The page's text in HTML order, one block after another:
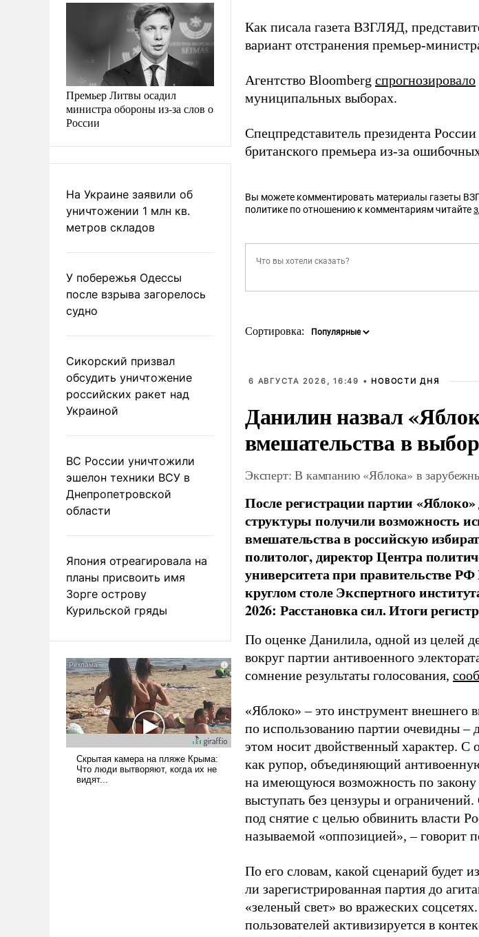
Премьер Литвы осадил
министра обороны из-за слов о
России
На Украине заявили об
уничтожении 1 млн кв.
метров складов
У побережья Одессы
после взрыва загорелось
судно
Сикорский призвал
обсудить уничтожение
российских ракет над
Украиной
ВС России уничтожили
эшелон техники ВСУ в
Днепропетровской
области
Япония отреагировала на
планы присвоить имя
Зорге острову
Курильской гряды
Как писала газета ВЗГЛЯД,
вариант отстранения премьер-
Агентство Bloomberg спрогнозировало
муниципальных выборах.
Спецпредставитель президента
британского премьера из-за
Вы можете комментировать материалы газеты
политике по отношению к комментариям читайте
Сортировка:
6 АВГУСТА 2026, 16:49 • НОВОСТИ ДНЯ
Данилин назвал
вмешательства в
Эксперт: В кампанию «Яблока» в
После регистрации партии
структуры получили возможность
вмешательства в российскую
политолог, директор Центра
университета при правительстве
круглом столе Экспертного
2026: Расстановка сил. Итоги
По оценке Данилила, одной из целей
вокруг партии антивоенного
сомнение результаты голосования,
«Яблоко» – это инструмент внешнего
по использованию партии очевидны –
этом носит двойственный характер.
как рупор, объединяющий
на имеющуюся возможность по
выступать без цензуры и
под снятие с целью обвинить власти
называемой «оппозицией», – говорит
По его словам, какой сценарий будет
ли зарегистрированная партия до
«зеленый свет» во вражеских
пользователей активизируется в